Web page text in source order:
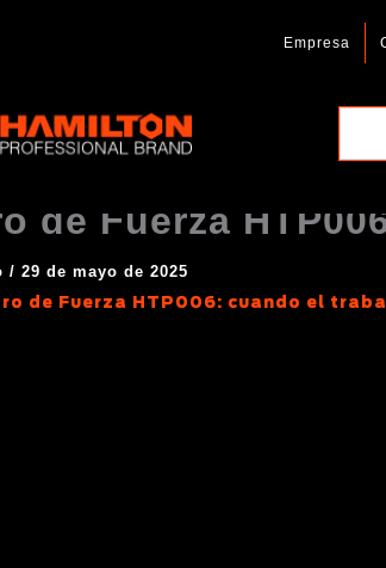
Empresa
de Fuerza
/ 29 de mayo de 2025
de Fuerza HTP006: cuando el